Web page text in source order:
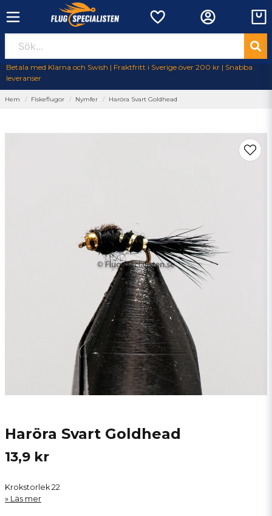
Betala med Klarna och Swish | Fraktfritt i Sverige över 200 kr | Snabba
leveranser
Hem Fiskeflugor Nymfer Haröra Svart Goldhead
Haröra Svart Goldhead
13,9 kr
Krokstorlek 22
Läs mer